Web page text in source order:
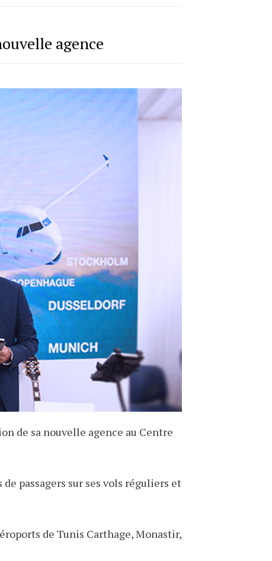
agence
de sa nouvelle agence au Centre
passagers sur ses vols réguliers et
de Tunis Carthage, Monastir,